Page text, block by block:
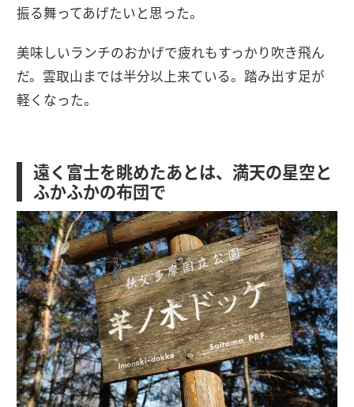
振る舞ってあげたいと思った。
美味しいランチのおかげで疲れもすっかり吹き飛ん
だ。雲取山までは半分以上来ている。踏み出す足が
軽くなった。
遠く富士を眺めたあとは、満天の星空と
ふかふかの布団で